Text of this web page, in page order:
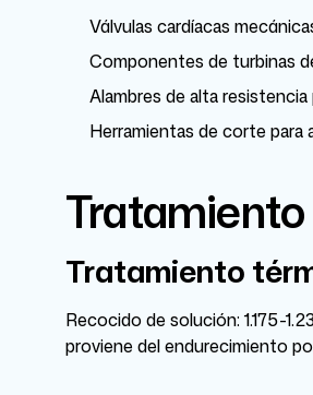
Válvulas cardíacas
Componentes de turbinas
Alambres de alta
Herramientas de corte para
Tratamiento
Recocido de solución: 1.175-
proviene del endurecimiento